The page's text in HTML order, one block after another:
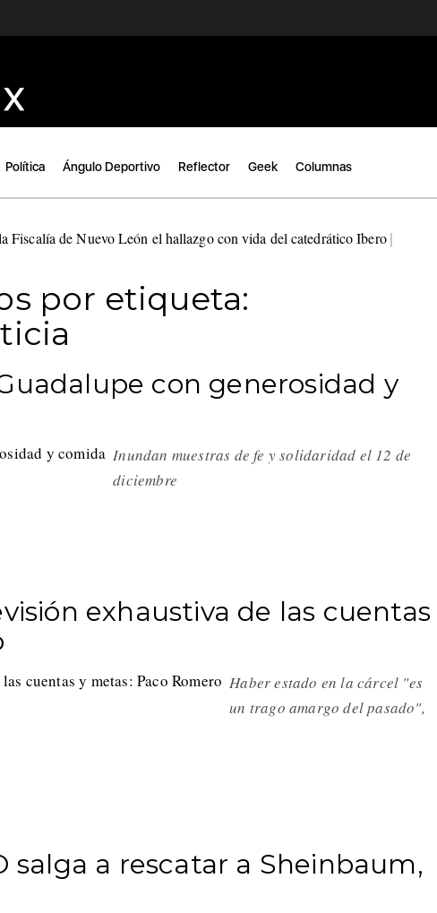
Política Ángulo Deportivo Reflector Geek Columnas
Fiscalía de Nuevo León el hallazgo con vida del catedrático Ibero |
por etiqueta:
con generosidad y
Inundan muestras de fe y solidaridad el 12 de
diciembre
exhaustiva de las cuentas
Haber estado en la cárcel "es
un trago amargo del pasado",
salga a rescatar a Sheinbaum,